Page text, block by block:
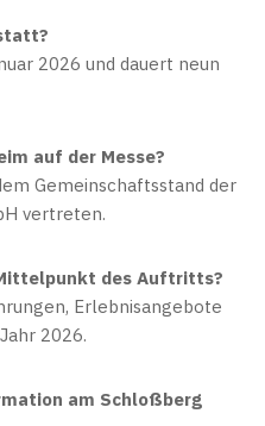
2026 und dauert neun
auf der Messe?
Gemeinschaftsstand der
vertreten.
des Auftritts?
Erlebnisangebote
2026.
am Schloßberg